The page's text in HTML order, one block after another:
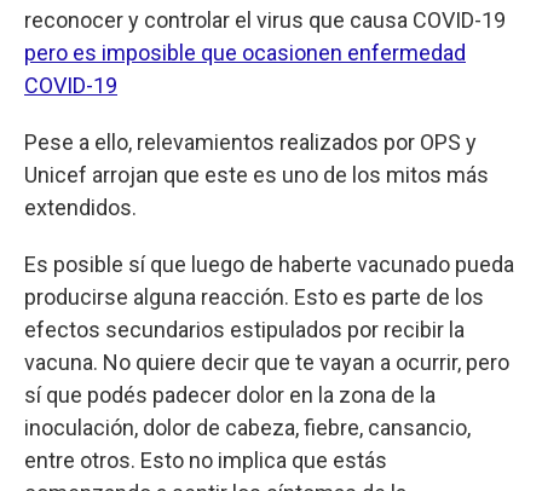
reconocer y controlar el virus que causa COVID-19
pero es imposible que ocasionen enfermedad
COVID-19
Pese a ello, relevamientos realizados por OPS y
Unicef arrojan que este es uno de los mitos más
extendidos.
Es posible sí que luego de haberte vacunado pueda
producirse alguna reacción. Esto es parte de los
efectos secundarios estipulados por recibir la
vacuna. No quiere decir que te vayan a ocurrir, pero
sí que podés padecer dolor en la zona de la
inoculación, dolor de cabeza, fiebre, cansancio,
entre otros. Esto no implica que estás